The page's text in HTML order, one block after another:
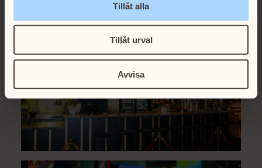
Tillåt alla
Tillåt urval
Avvisa